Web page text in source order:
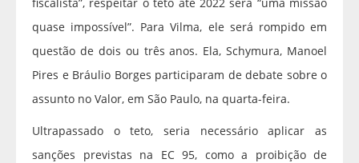
quase impossível”. Para Vilma, ele será rompido em
questão de dois ou três anos. Ela, Schymura, Manoel
Pires e Bráulio Borges participaram de debate sobre o
assunto no Valor, em São Paulo, na quarta-feira.
Ultrapassado o teto, seria necessário aplicar as
sanções previstas na EC 95, como a proibição de